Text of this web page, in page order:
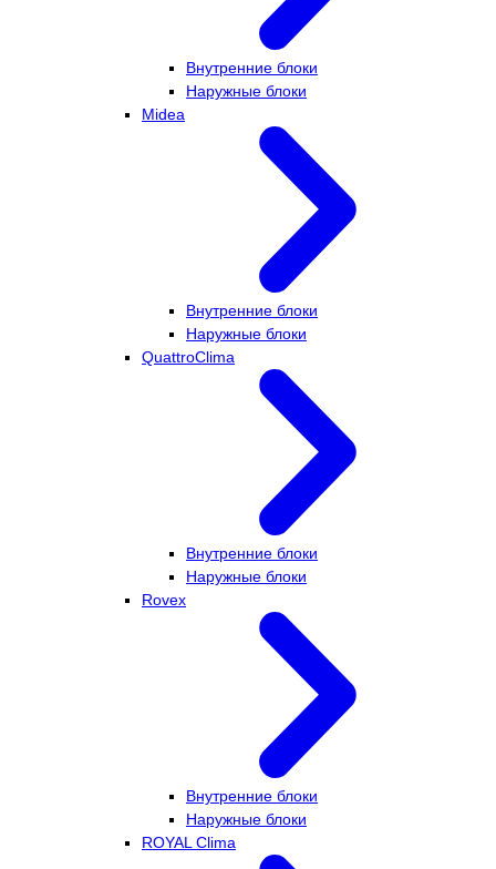
Внутренние блоки
Наружные блоки
Midea
Внутренние блоки
Наружные блоки
QuattroClima
Внутренние блоки
Наружные блоки
Rovex
Внутренние блоки
Наружные блоки
ROYAL Clima